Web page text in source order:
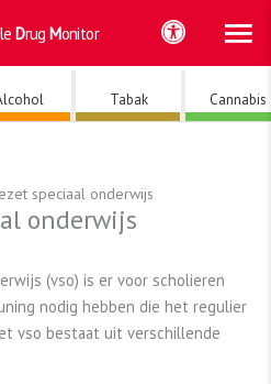
Drug Monitor
Tabak Cannabis
speciaal onderwijs
onderwijs
(vso) is er voor scholieren
nodig hebben die het regulier
vso bestaat uit verschillende